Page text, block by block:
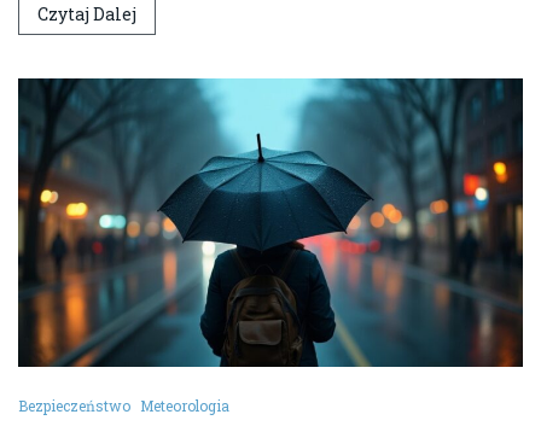
Czytaj Dalej
Bezpieczeństwo Meteorologia